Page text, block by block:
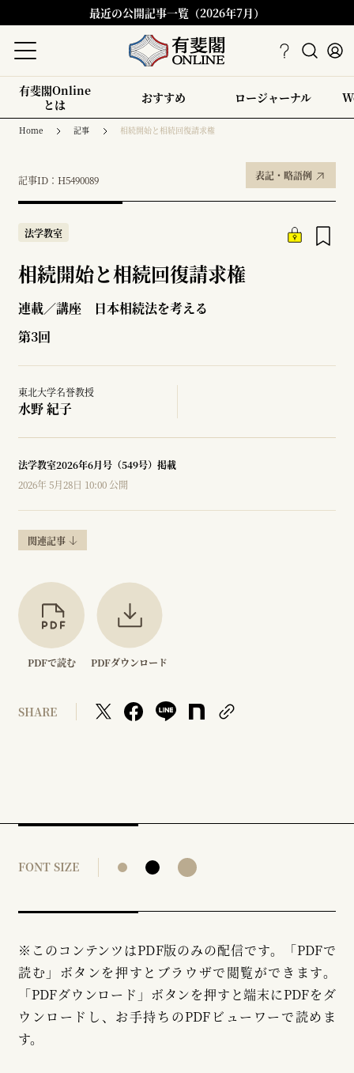
最近の公開記事一覧（2026年7月）
有斐閣Online
とは
おすすめ ロージャーナル
Home 記事 相続開始と相続回復請求権
記事ID：H5490089 表記・略語例
法学教室
相続開始と相続回復請求権
連載／講座 日本相続法を考える
第3回
東北大学名誉教授
水野 紀子
法学教室2026年6月号（549号）掲載
2026年 5月28日 10:00 公開
関連記事
PDFで読む PDFダウンロード
SHARE
FONT SIZE
※このコンテンツはPDF版のみの配信です。「PDFで
読む」ボタンを押すとブラウザで閲覧ができます。
「PDFダウンロード」ボタンを押すと端末にPDFをダ
ウンロードし、お手持ちのPDFビューワーで読めま
す。